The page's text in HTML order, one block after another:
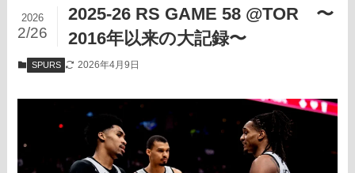
2025-26 RS GAME 58 @TOR 〜
2016年以来の大記録〜
2026
2/26
SPURS 2026年4月9日